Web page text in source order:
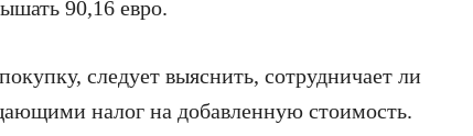
90,16 евро.
следует выяснить, сотрудничает ли
налог на добавленную стоимость.